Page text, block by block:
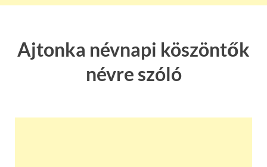
Ajtonka névnapi köszöntők
névre szóló